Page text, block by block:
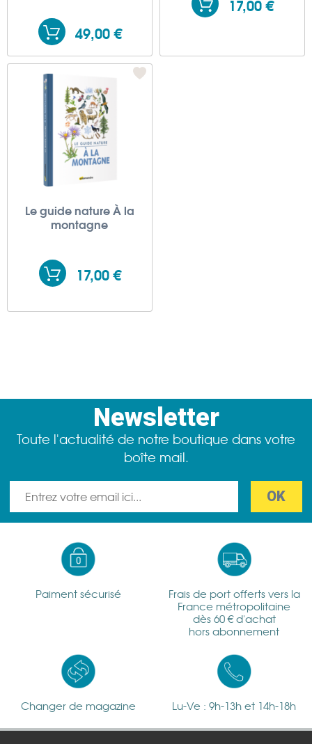
49,00 €
17,00 €
Le guide nature À la
montagne
17,00 €
Newsletter
Toute l'actualité de notre boutique dans votre
boîte mail.
Paiment sécurisé
Frais de port offerts vers la
France métropolitaine
dès 60 € d'achat
hors abonnement
Changer de magazine Lu-Ve : 9h-13h et 14h-18h